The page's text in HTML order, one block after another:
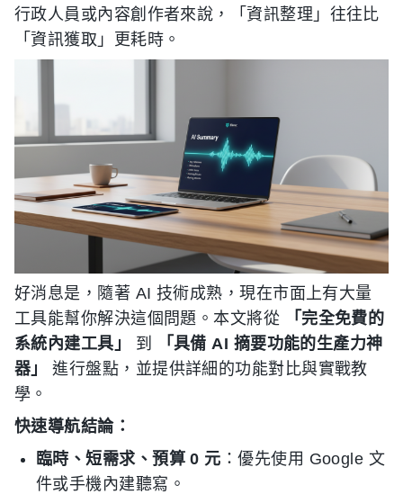
行政人員或內容創作者來說，「資訊整理」往往比
「資訊獲取」更耗時。
好消息是，隨著 AI 技術成熟，現在市面上有大量
工具能幫你解決這個問題。本文將從
「完全免費的
系統內建工具」
到
「具備 AI 摘要功能的生產力神
器」
進行盤點，並提供詳細的功能對比與實戰教
學。
快速導航結論：
臨時、短需求、預算 0 元 ：優先使用 Google 文
件或手機內建聽寫。